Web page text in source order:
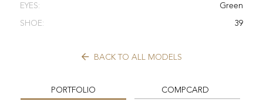
EYES: Green
SHOE: 39
BACK TO ALL MODELS
PORTFOLIO COMPCARD